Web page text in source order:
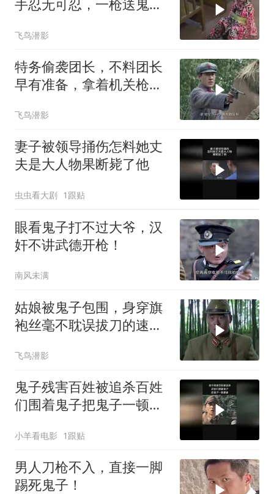
手忍无可忍，一枪送鬼子
飞鸟潜影
特务偷袭团长，不料团长
早有准备，拿着机关枪躲
飞鸟潜影
妻子被领导捅伤怎料她丈
夫是大人物果断毙了他
虫虫看大剧 1跟贴
眼看鬼子打不过大爷，汉
奸不讲武德开枪！
南风未满
姑娘被鬼子包围，身穿旗
袍丝毫不耽误拔刀的速
飞鸟潜影
鬼子残害百姓被追杀百姓
们围着鬼子把鬼子一顿暴
小羊看电影 1跟贴
男人刀枪不入，直接一脚
踢死鬼子！